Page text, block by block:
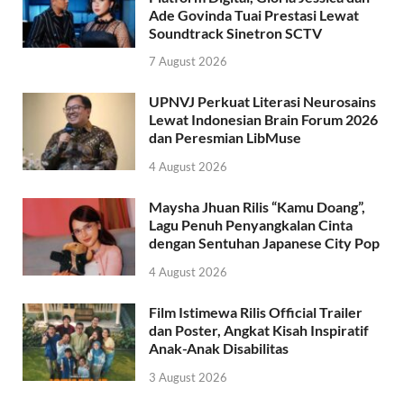
Ade Govinda Tuai Prestasi Lewat
Soundtrack Sinetron SCTV
7 August 2026
UPNVJ Perkuat Literasi Neurosains
Lewat Indonesian Brain Forum 2026
dan Peresmian LibMuse
4 August 2026
Maysha Jhuan Rilis “Kamu Doang”,
Lagu Penuh Penyangkalan Cinta
dengan Sentuhan Japanese City Pop
4 August 2026
Film Istimewa Rilis Official Trailer
dan Poster, Angkat Kisah Inspiratif
Anak-Anak Disabilitas
3 August 2026